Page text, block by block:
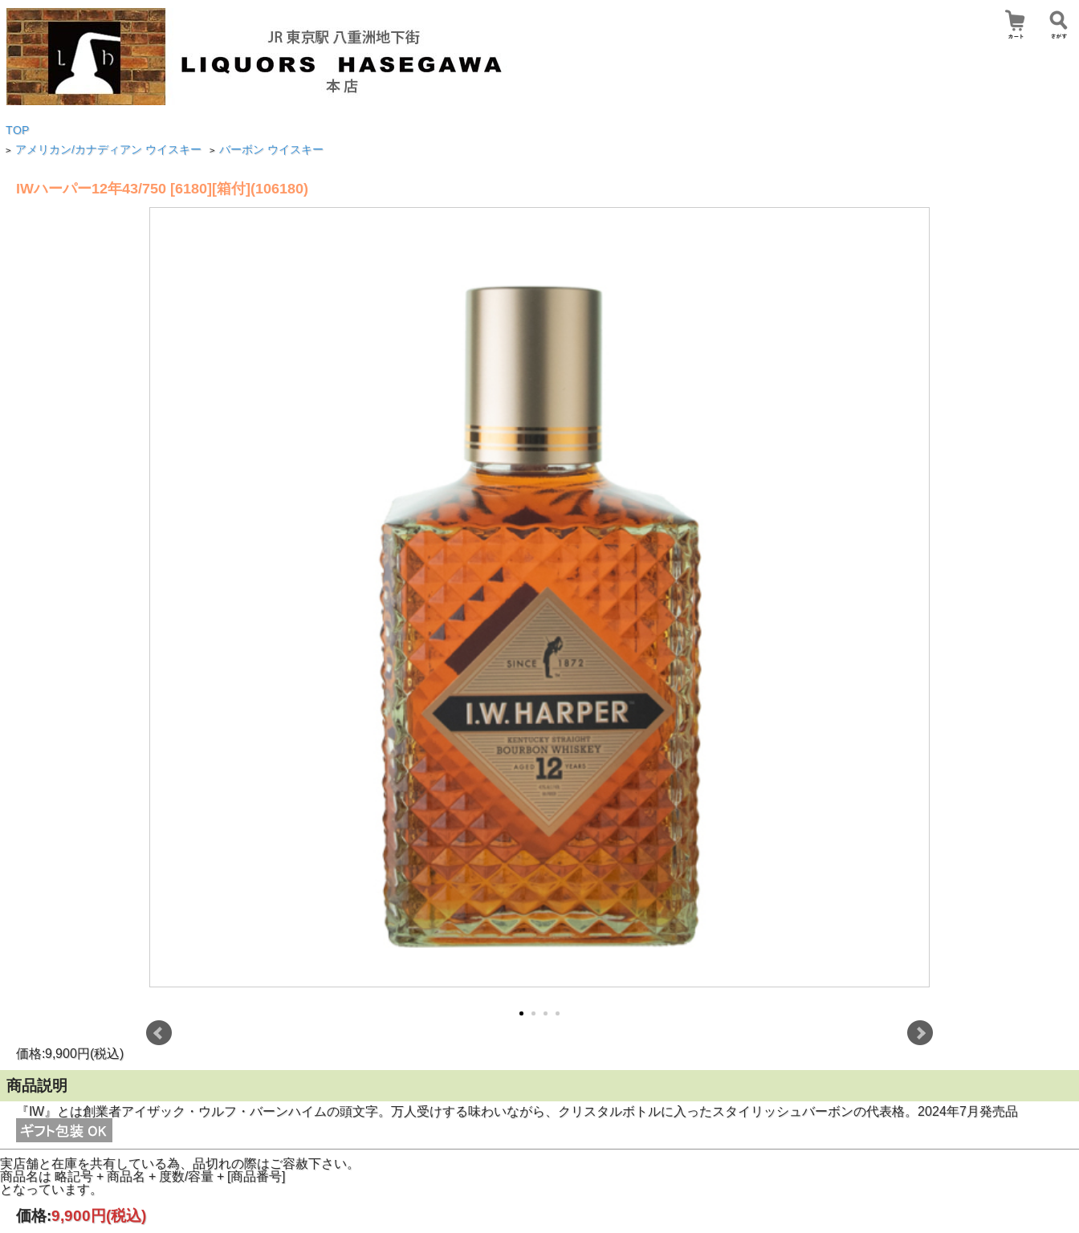
TOP
> アメリカン/カナディアン ウイスキー > バーボン ウイスキー
IWハーパー12年43/750 [6180][箱付](106180)
価格:9,900円(税込)
商品説明
『IW』とは創業者アイザック・ウルフ・バーンハイムの頭文字。万人受けする味わいながら、クリスタルボトルに入ったスタイリッシュバーボンの代表格。2024年7月発売品
実店舗と在庫を共有している為、品切れの際はご容赦下さい。
商品名は 略記号 + 商品名 + 度数/容量 + [商品番号]
となっています。
価格:9,900円(税込)